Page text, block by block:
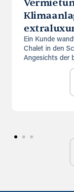
Ein Kunde
Chalet in den
Angesichts der